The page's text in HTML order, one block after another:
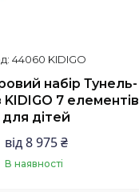
44060 KIDIGO
набір Тунель-
7 елементів
для дітей
від 8 975 ₴
В наявності